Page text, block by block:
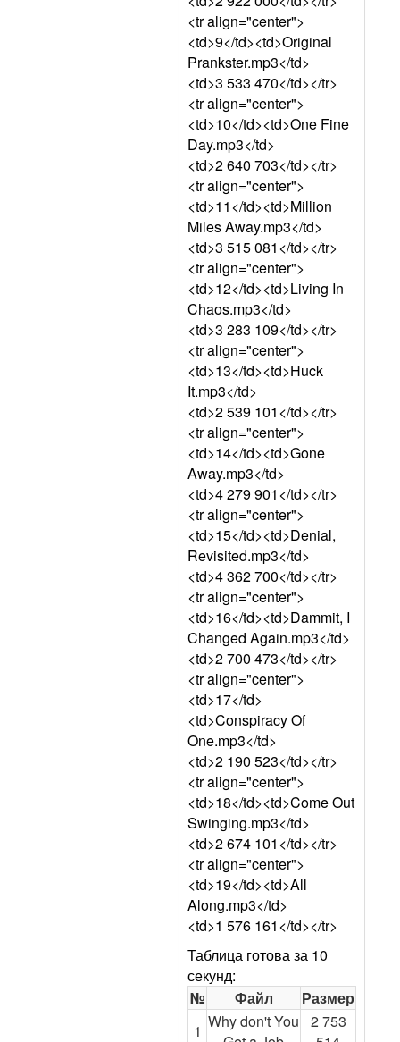
<tr align="center">
<td>9</td><td>Original
Prankster.mp3</td>
<td>3 533 470</td></tr>
<tr align="center">
<td>10</td><td>One Fine
Day.mp3</td>
<td>2 640 703</td></tr>
<tr align="center">
<td>11</td><td>Million
Miles Away.mp3</td>
<td>3 515 081</td></tr>
<tr align="center">
<td>12</td><td>Living In
Chaos.mp3</td>
<td>3 283 109</td></tr>
<tr align="center">
<td>13</td><td>Huck
It.mp3</td>
<td>2 539 101</td></tr>
<tr align="center">
<td>14</td><td>Gone
Away.mp3</td>
<td>4 279 901</td></tr>
<tr align="center">
<td>15</td><td>Denial,
Revisited.mp3</td>
<td>4 362 700</td></tr>
<tr align="center">
<td>16</td><td>Dammit, I
Changed Again.mp3</td>
<td>2 700 473</td></tr>
<tr align="center">
<td>17</td>
<td>Conspiracy Of
One.mp3</td>
<td>2 190 523</td></tr>
<tr align="center">
<td>18</td><td>Come Out
Swinging.mp3</td>
<td>2 674 101</td></tr>
<tr align="center">
<td>19</td><td>All
Along.mp3</td>
<td>1 576 161</td></tr>
Таблица готова за 10
секунд:
№
Файл
Размер
1 Why don't You
2 753